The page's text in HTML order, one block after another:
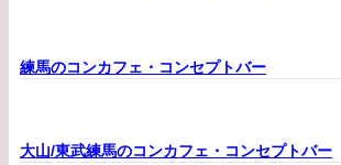
練馬のコンカフェ・コンセプトバー
大山/東武練馬のコンカフェ・コンセプトバー